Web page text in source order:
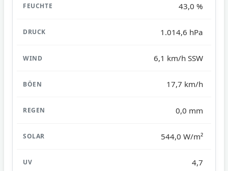
43,0 %
1.014,6 hPa
6,1 km/h SSW
17,7 km/h
0,0 mm
544,0 W/m²
4,7